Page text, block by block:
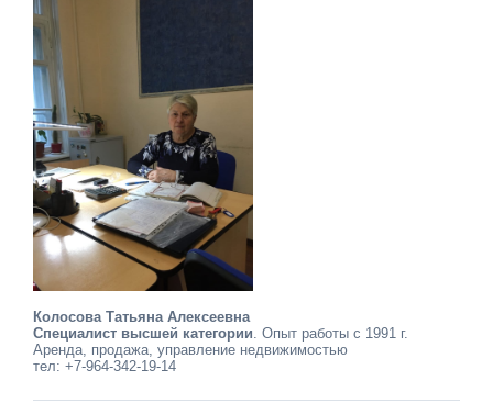
Колосова Татьяна Алексеевна
Специалист высшей категории . Опыт работы с 1991 г.
Аренда, продажа, управление недвижимостью
тел: +7-964-342-19-14